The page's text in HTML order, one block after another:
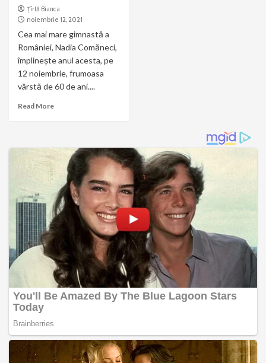
Țîrlă Bianca
noiembrie 12, 2021
Cea mai mare gimnastă a
României, Nadia Comăneci,
împlineşte anul acesta, pe
12 noiembrie, frumoasa
vârstă de 60 de ani....
Read More